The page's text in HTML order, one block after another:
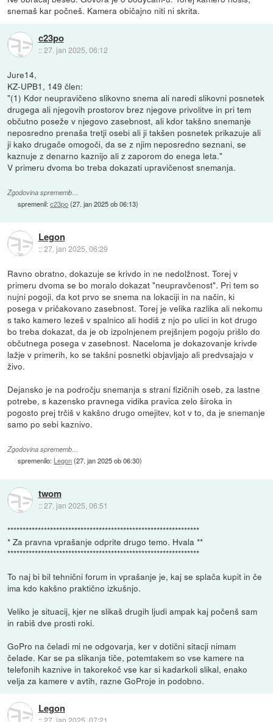
snemaš kar počneš. Kamera običajno niti ni skrita.
c23po
::27. jan 2025, 06:12
Jure14,
KZ-UPB1, 149 člen:
"(1) Kdor neupravičeno slikovno snema ali naredi slikovni posnetek
drugega ali njegovih prostorov brez njegove privolitve in pri tem
občutno poseže v njegovo zasebnost, ali kdor takšno snemanje
neposredno prenaša tretji osebi ali ji takšen posnetek prikazuje ali
ji kako drugače omogoči, da se z njim neposredno seznani, se
kaznuje z denarno kaznijo ali z zaporom do enega leta."
V primeru dvoma bo treba dokazati upravičenost snemanja.
Zgodovina sprememb…
spremenil:c23po(27. jan 2025 ob 06:13)
Legon
::27. jan 2025, 06:29
Ravno obratno, dokazuje se krivdo in ne nedolžnost. Torej v
primeru dvoma se bo moralo dokazat "neupravčenost". Pri tem so
nujni pogoji, da kot prvo se snema na lokaciji in na način, ki
posega v pričakovano zasebnost. Torej je velika razlika ali nekomu
s tako kamero lezeš v spalnico ali hodiš z njo po ulici in kot drugo
bo treba dokazat, da je ob izpolnjenem prejšnjem pogoju prišlo do
občutnega posega v zasebnost. Naceloma je dokazovanje krivde
lažje v primerih, ko se takšni posnetki objavljajo ali predvsajajo v
živo.
Dejansko je na področju snemanja s strani fizičnih oseb, za lastne
potrebe, s kazensko pravnega vidika pravica zelo široka in
pogosto prej trčiš v kakšno drugo omejitev, kot v to, da je snemanje
samo po sebi kaznivo.
Zgodovina sprememb…
spremenilo: Legon(27. jan 2025 ob 06:30)
twom
::27. jan 2025, 06:51
***************************************************************
* Za pravna vprašanje odprite drugo temo. Hvala **
***************************************************************
To naj bi bil tehnični forum in vprašanje je, kaj se splača kupit in če
ima kdo kakšno praktično izkušnjo.
Veliko je situacij, kjer ne slikaš drugih ljudi ampak kaj počenš sam
in rabiš dve prosti roki.
GoPro na čeladi mi ne odgovarja, ker v dotični sitacji nimam
čelade. Kar se pa slikanja tiče, potemtakem so vse kamere na
telefonih kaznive in takorekoč vse kar si kadarkoli slikal, enako
velja za kamere v avtih, razne GoProje in podobno.
Legon